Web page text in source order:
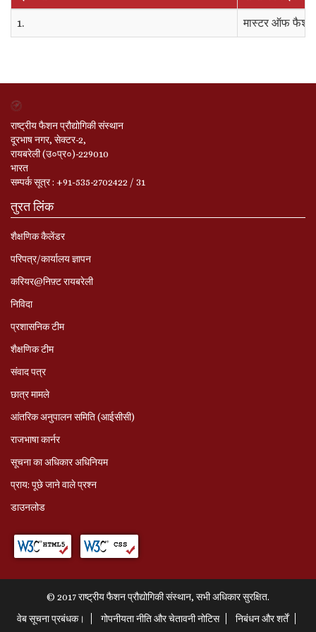
1. मास्टर ऑफ फैशन
राष्ट्रीय फैशन प्रौद्योगिकी संस्थान
दूरभाष नगर, सेक्टर-2,
रायबरेली (उ०प्र०)-229010
भारत
सम्‍पर्क सूत्र : +91-535-2702422 / 31
तुरत लिंक
शैक्षणिक कैलेंडर
परिपत्र/कार्यालय ज्ञापन
करियर@निफ़्ट रायबरेली
निविदा
प्रशासनिक टीम
शैक्षणिक टीम
संवाद पत्र
छात्र मामले
आंतरिक अनुपालन समिति (आईसीसी)
राजभाषा कार्नर
सूचना का अधिकार अधिनियम
प्राय: पूछे जाने वाले प्रश्‍न
डाउनलोड
© 2017 राष्ट्रीय फैशन प्रौद्योगिकी संस्थान, सभी अधिकार सुरक्षित.
वेब सूचना प्रबंधक।
गोपनीयता नीति और चेतावनी नोटिस निबंधन और शर्तें